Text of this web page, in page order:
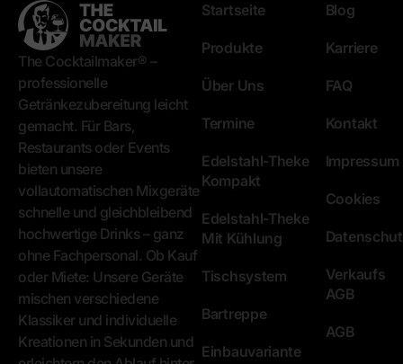
The Cocktailmaker® –
professionelle
Getränkezubereitung leicht
gemacht. Für Bars,
Restaurants oder Events
bieten unsere
vollautomatischen Mixgeräte
schnelle und gleichbleibend
hochwertige Drinks – ganz
ohne Fachpersonal. Ob Kauf
oder Miete: Unsere Geräte
mischen verschiedene
Klassiker und individuelle
Kreationen in Sekunden und
Startseite
Produkte
Über Uns
Termine
Edelstahl-Theke
Kompakt
Edelstahl-Theke
Mit Kühlung
Tischsystem
Bartreppe
Einbauvariante
Blog
Karriere
FAQ
Kontakt
Impressum
Cookies
Verkaufs
AGB
AGB